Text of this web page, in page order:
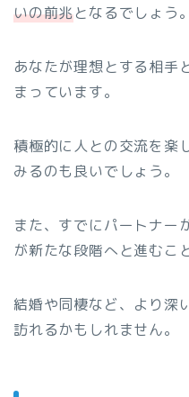
いの前兆となるでしょう。
あなたが理想とする相手
まっています。
積極的に人との交流を楽
みるのも良いでしょう。
また、すでにパートナー
が新たな段階へと進むこ
結婚や同棲など、より深
訪れるかもしれません。